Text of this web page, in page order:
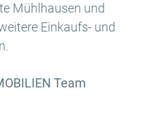
Mühlhausen und
Einkaufs- und